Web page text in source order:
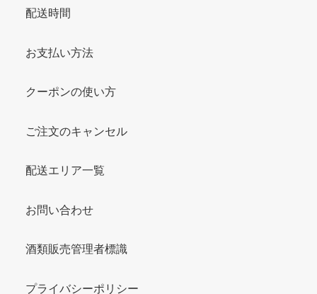
配送時間
お支払い方法
クーポンの使い方
ご注文のキャンセル
配送エリア一覧
お問い合わせ
酒類販売管理者標識
プライバシーポリシー